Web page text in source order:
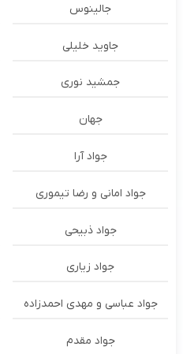
جالینوس
جاوید خلیلی
جمشید نوری
جهان
جواد آرا
جواد امانی و رضا تیموری
جواد ذبیحی
جواد زیاری
جواد عباسی و مهدی احمدزاده
جواد مقدم